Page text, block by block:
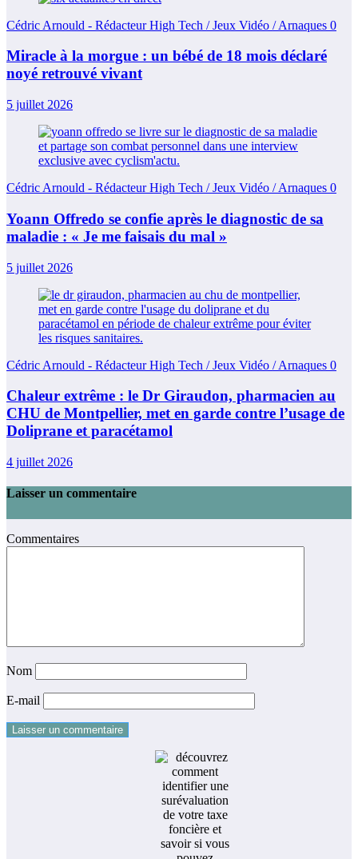
Cédric Arnould - Rédacteur High Tech / Jeux Vidéo / Arnaques 0
Miracle à la morgue : un bébé de 18 mois déclaré
noyé retrouvé vivant
5 juillet 2026
Cédric Arnould - Rédacteur High Tech / Jeux Vidéo / Arnaques 0
Yoann Offredo se confie après le diagnostic de sa
maladie : « Je me faisais du mal »
5 juillet 2026
Cédric Arnould - Rédacteur High Tech / Jeux Vidéo / Arnaques 0
Chaleur extrême : le Dr Giraudon, pharmacien au
CHU de Montpellier, met en garde contre l’usage de
Doliprane et paracétamol
4 juillet 2026
Laisser un commentaire
Commentaires
Nom
E-mail